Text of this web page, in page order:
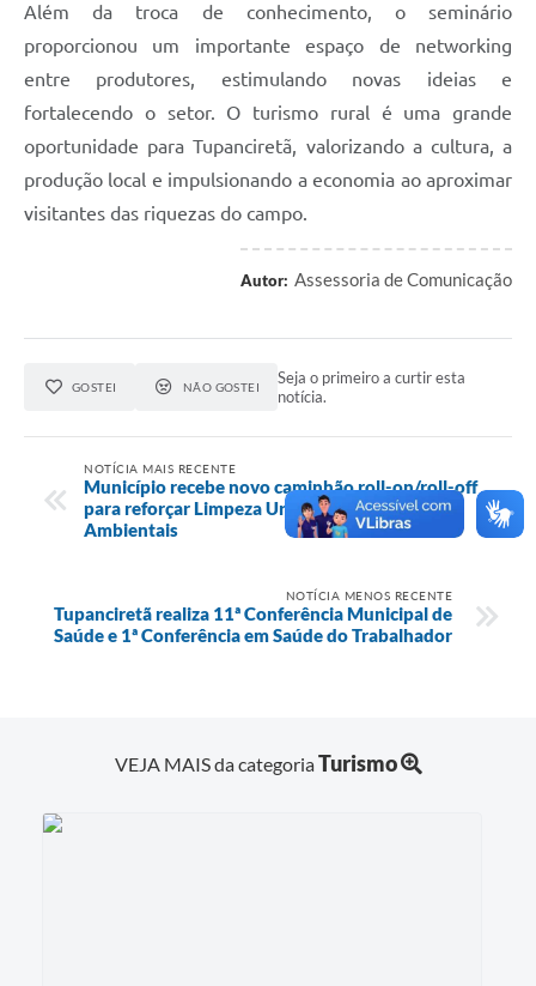
Além da troca de conhecimento, o seminário
proporcionou um importante espaço de networking
entre produtores, estimulando novas ideias e
fortalecendo o setor. O turismo rural é uma grande
oportunidade para Tupanciretã, valorizando a cultura, a
produção local e impulsionando a economia ao aproximar
visitantes das riquezas do campo.
Autor: Assessoria de Comunicação
GOSTEI NÃO GOSTEI
Seja o primeiro a curtir esta
notícia.
NOTÍCIA MAIS RECENTE
Município recebe novo caminhão roll-on/roll-off
para reforçar Limpeza Urbana e Serviços
Ambientais
NOTÍCIA MENOS RECENTE
Tupanciretã realiza 11ª Conferência Municipal de
Saúde e 1ª Conferência em Saúde do Trabalhador
VEJA MAIS da categoriaTurismo